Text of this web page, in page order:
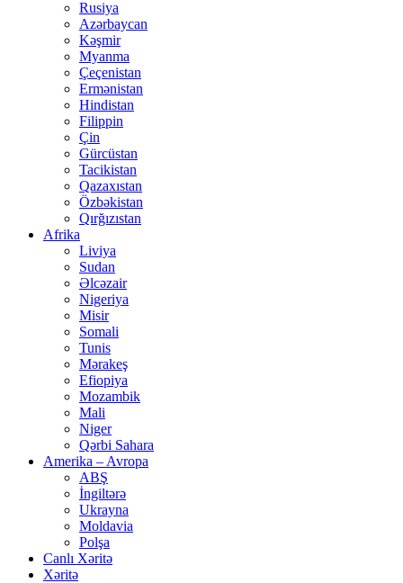
Rusiya
Azərbaycan
Kəşmir
Myanma
Çeçenistan
Ermənistan
Hindistan
Filippin
Çin
Gürcüstan
Tacikistan
Qazaxıstan
Özbəkistan
Qırğızıstan
Afrika
Liviya
Sudan
Əlcəzair
Nigeriya
Misir
Somali
Tunis
Mərakeş
Efiopiya
Mozambik
Mali
Niger
Qərbi Sahara
Amerika – Avropa
ABŞ
İngiltərə
Ukrayna
Moldavia
Polşa
Canlı Xəritə
Xəritə